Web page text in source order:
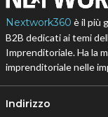
Nextwork360 è il più
B2B dedicati ai temi
Imprenditoriale. Ha la
imprenditoriale nelle
Indirizzo